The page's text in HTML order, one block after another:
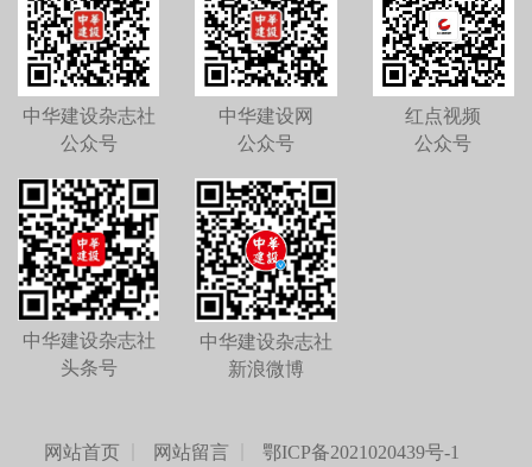
中华建设杂志社
公众号
中华建设网
公众号
红点视频
公众号
中华建设杂志社
头条号
中华建设杂志社
新浪微博
网站首页 网站留言 鄂ICP备2021020439号-1